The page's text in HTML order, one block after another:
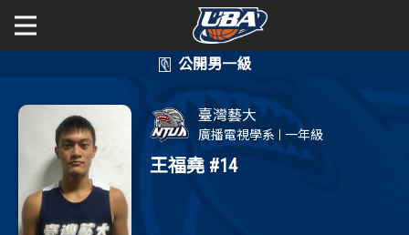
公開男一級 賽事資訊
賽程表
公開女一級
賽事資訊
賽程表
二級與一般組
臺灣藝大
廣播電視學系 一年級
王福堯 #14